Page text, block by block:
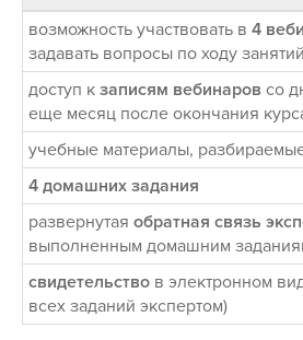
возможность участвовать в 4
задавать вопросы по ходу занятий
доступ к записям вебинаров со
еще месяц после окончания
учебные материалы,
4 домашних задания
развернутая обратная связь
выполненным домашним
свидетельство в электронном
всех заданий экспертом)